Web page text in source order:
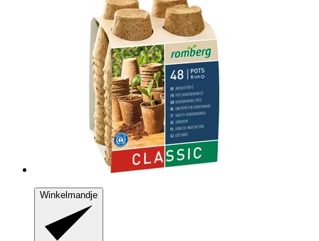
Winkelmandje